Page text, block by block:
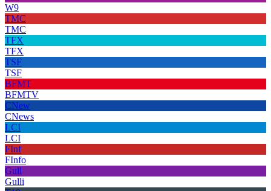
W9
TMC
TMC
TFX
TFX
TSF
TSF
BFMT
BFMTV
CNew
CNews
LCI
LCI
FInf
FInfo
Gull
Gulli